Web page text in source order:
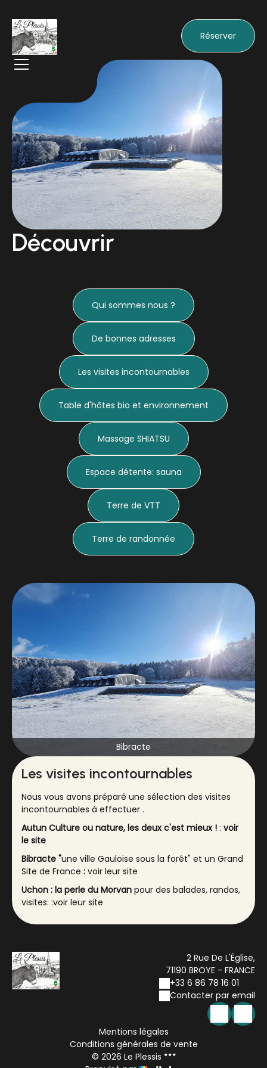
Réserver
Découvrir
Qui sommes nous ?
De bonnes adresses
Les visites incontournables
Table d'hôtes bio et environnement
Massage SHIATSU
Espace détente: sauna
Terre de VTT
Terre de randonnée
Bibracte
Les visites incontournables
Nous vous avons préparé une sélection des visites
incontournables à effectuer .
Autun Culture ou nature, les deux c'est mieux ! : voir
le site
Bibracte "une ville Gauloise sous la forêt" et un Grand
Site de France : voir leur site
Uchon : la perle du Morvan pour des balades, randos,
visites: :voir leur site
Le temple bouddhiste à la Boulaye:
site
etle parc des combes:
2 Rue De L'Église,
71190 BROYE - FRANCE
+33 6 86 78 16 01
Contacter par email
Mentions légales
Conditions générales de vente
© 2026 Le Plessis